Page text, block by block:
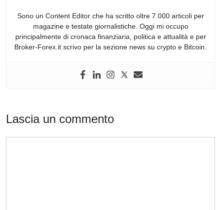
Sono un Content Editor che ha scritto oltre 7.000 articoli per
magazine e testate giornalistiche. Oggi mi occupo
principalmente di cronaca finanziaria, politica e attualità e per
Broker-Forex.it scrivo per la sezione news su crypto e Bitcoin.
Lascia un commento